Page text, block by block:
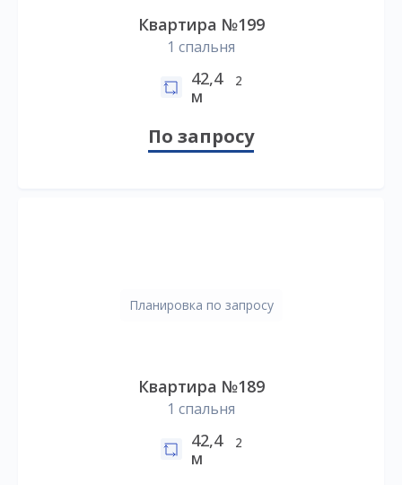
Квартира №199
1 спальня
42,4
м
2
По запросу
Планировка по запросу
Квартира №189
1 спальня
42,4
м
2